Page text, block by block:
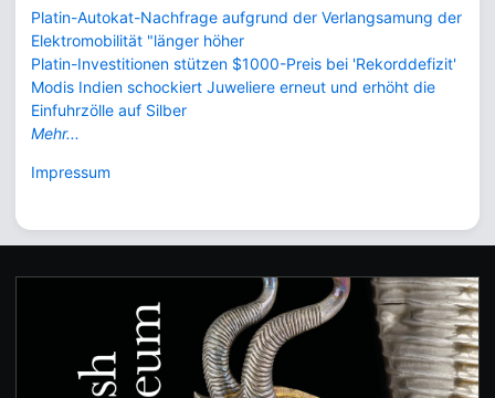
Platin-Autokat-Nachfrage aufgrund der Verlangsamung der
Elektromobilität "länger höher
Platin-Investitionen stützen $1000-Preis bei 'Rekorddefizit'
Modis Indien schockiert Juweliere erneut und erhöht die
Einfuhrzölle auf Silber
Mehr...
Impressum